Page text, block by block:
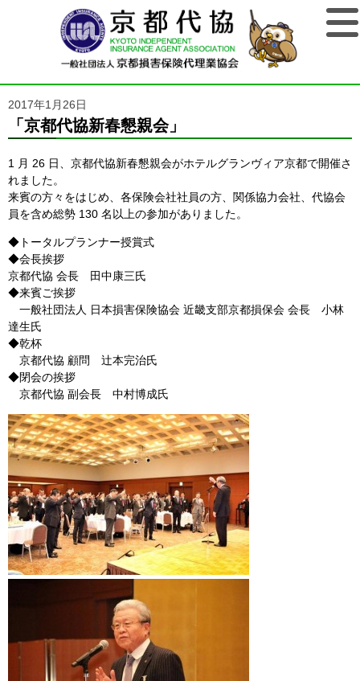
2017年1月26日
「京都代協新春懇親会」
1 月 26 日、京都代協新春懇親会がホテルグランヴィア京都で開催さ
れました。
来賓の方々をはじめ、各保険会社社員の方、関係協力会社、代協会
員を含め総勢 130 名以上の参加がありました。
◆トータルプランナー授賞式
◆会長挨拶
京都代協 会長 田中康三氏
◆来賓ご挨拶
一般社団法人 日本損害保険協会 近畿支部京都損保会 会長 小林
達生氏
◆乾杯
京都代協 顧問 辻本完治氏
◆閉会の挨拶
京都代協 副会長 中村博成氏